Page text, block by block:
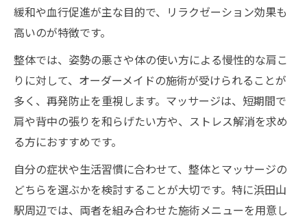
緩和や血行促進が主な目的で、リラクゼーション効果も
高いのが特徴です。
整体では、姿勢の悪さや体の使い方による慢性的な肩こ
りに対して、オーダーメイドの施術が受けられることが
多く、再発防止を重視します。マッサージは、短期間で
肩や背中の張りを和らげたい方や、ストレス解消を求め
る方におすすめです。
自分の症状や生活習慣に合わせて、整体とマッサージの
どちらを選ぶかを検討することが大切です。特に浜田山
駅周辺では、両者を組み合わせた施術メニューを用意し